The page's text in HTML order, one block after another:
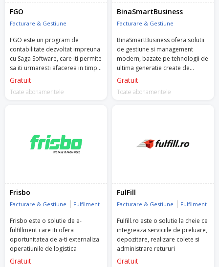
FGO
Facturare & Gestiune
FGO este un program de
contabilitate dezvoltat impreuna
cu Saga Software, care iti permite
sa iti urmaresti afacerea in timp
real.
Gratuit
Toate abonamentele
BinaSmartBusiness
Facturare & Gestiune
BinaSmartBusiness ofera solutii
de gestiune si management
modern, bazate pe tehnologii de
ultima generatie create de
experti in domeniu, pentru
mijlocii din zona vanzarilor cu
Gratuit
Toate abonamentele
Frisbo
Facturare & Gestiune Fulfilment
Frisbo este o solutie de e-
fulfillment care iti ofera
oportunitatea de a-ti externaliza
operatiunile de logistica
Gratuit
FulFill
Facturare & Gestiune Fulfilment
Fulfill.ro este o solutie la cheie ce
integreaza serviciile de preluare,
depozitare, realizare colete si
administrare retururi
Gratuit